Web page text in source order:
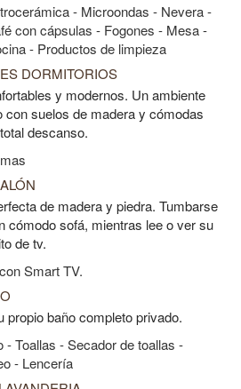
- Microondas - Nevera -
con cápsulas - Fogones - Mesa -
- Productos de limpieza
DORMITORIOS
y modernos. Un ambiente
con suelos de madera y cómodas
descanso.
de madera y piedra. Tumbarse
cómodo sofá, mientras lee o ver su
de tv.
Smart TV.
propio baño completo privado.
- Toallas - Secador de toallas -
- Lencería